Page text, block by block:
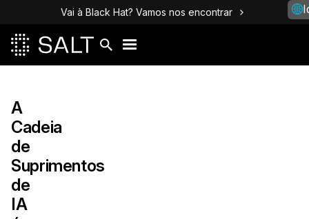
Vai à Black Hat? Vamos nos encontrar
A
Cadeia
de
Suprimentos
de
IA